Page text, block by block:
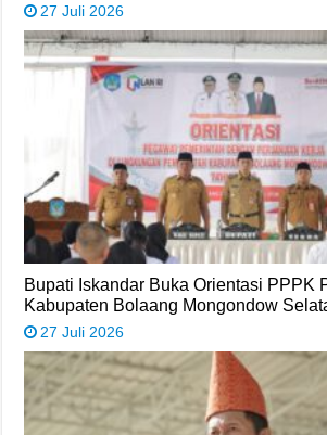
27 Juli 2026
Bupati Iskandar Buka Orientasi PPPK
Kabupaten Bolaang Mongondow
27 Juli 2026